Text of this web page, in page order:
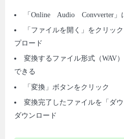
「Online Audio Convverter」
「ファイルを開く」をクリッ
プロード
変換するファイル形式（WAV
できる
「変換」ボタンをクリック
変換完了したファイルを「ダ
ダウンロード